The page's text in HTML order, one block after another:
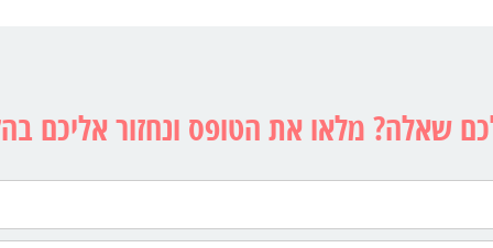
שאלה? מלאו את הטופס ונחזור אליכם